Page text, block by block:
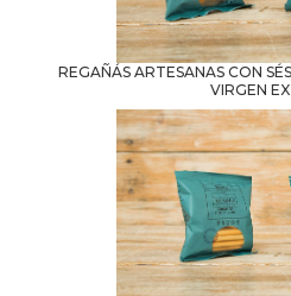
REGAÑÁS ARTESANAS CON
VIRGEN
Leer